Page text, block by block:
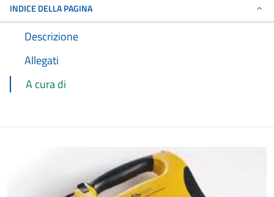
INDICE DELLA PAGINA
Descrizione
Allegati
A cura di